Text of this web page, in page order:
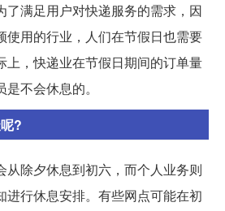
了满足用户对快递服务的需求，因
使用的行业，人们在节假日也需要
上，快递业在节假日期间的订单量
不会休息的。
?
从除夕休息到初六，而个人业务则
进行休息安排。有些网点可能在初